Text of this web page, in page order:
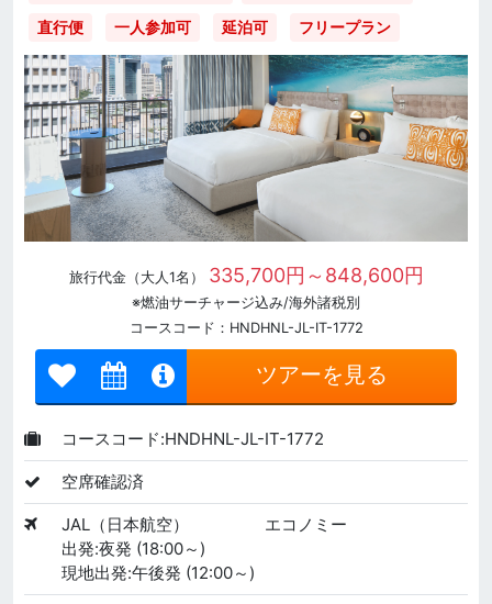
直行便
一人参加可 延泊可 フリープラン
旅行代金（大人1名） 335,700円～848,600円
※燃油サーチャージ込み/海外諸税別
コースコード：HNDHNL-JL-IT-1772
ツアーを見る
コースコード:HNDHNL-JL-IT-1772
空席確認済
JAL（日本航空）
エコノミー
出発:夜発 (18:00～)
現地出発:午後発 (12:00～)